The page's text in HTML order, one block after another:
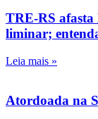
TRE-RS afasta
liminar;
Leia mais »
Atordoada na